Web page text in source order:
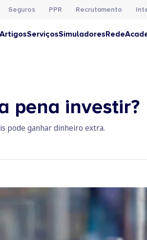
Seguros PPR Recrutamento
ServiçosSimuladoresRede
pena investir?
pode ganhar dinheiro extra.